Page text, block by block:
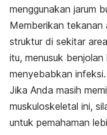
menggunakan jarum
Memberikan tekanan
struktur di sekitar
itu, menusuk
menyebabkan infeksi.
Jika Anda masih
muskuloskeletal ini,
untuk pemahaman